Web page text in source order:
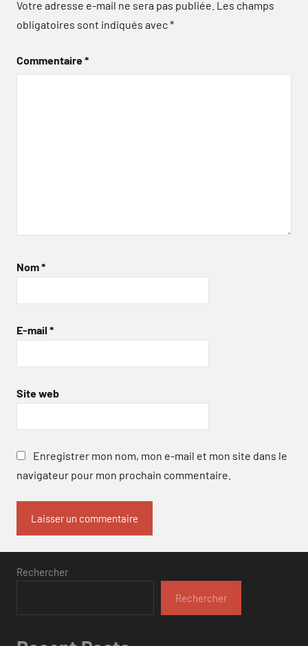
Votre adresse e-mail ne sera pas publiée. Les champs
obligatoires sont indiqués avec*
Commentaire*
Nom*
E-mail *
Site web
Enregistrer mon nom, mon e-mail et mon site dans le
navigateur pour mon prochain commentaire.
Rechercher
Rechercher